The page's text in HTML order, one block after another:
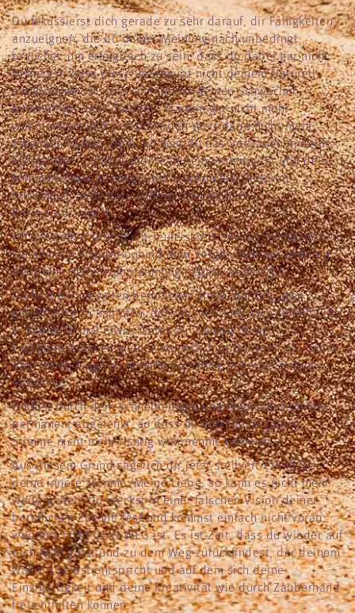
Du fokussierst dich gerade zu sehr darauf, dir Fähigkeiten
anzueignen, die du deiner Meinung nach unbedingt
brauchst, um erfolgreich zu sein, dass du dabei gar nicht
bemerkst, dass diese überhaupt nicht deinem Naturell
entsprechen. Du bist so sehr mit deinen Schwächen
beschäftigt, dass du deine Stärken gar nicht mehr
wahrnehmen und erst recht den Wert darin nicht mehr
erkennen kannst. Dadurch hast du das Vertrauen in deine
Fähigkeiten – insbesondere in deine Kreativität und deine
kommunikativen Fähigkeiten – schon fast verloren.
Womöglich leidest du nahezu dauerhaft an
Kreativblockaden.
Oft entsteht dadurch ein Teufelskreis aus der verzweifelten
Suche nach Inspiration und dem Vergleichen mit anderen,
der deine Selbstwahrnehmung negativ verfälscht.
Du hast mit so vielen beruflichen Herausforderungen
gleichzeitig zu kämpfen, dass du es kaum noch schaffst, dir
selbst auch mal etwas Gutes zu tun und deine
Energieressourcen wieder ordentlich aufzuladen. Du fühlst
dich schon lange nicht mehr so richtig in deiner Balance,
stimmt’s?
Du bist durch dein schnelllebiges und hektisches Umfeld
permanent abgelenkt, so dass du auch deine innere
Stimme nicht mehr richtig wahrnehmen kannst.
Aus diesem Grund sage ich dir jetzt stellvertretend für
deine innere Stimme: Meine Liebe, so kann es nicht mehr
weitergehen! Du steckst in einer falschen Vision deiner
beruflichen Zukunft fest und kommst einfach nicht voran,
weil das nicht DEIN WEG ist. Es ist Zeit, dass du wieder auf
dich Acht gibst und zu dem Weg zurückfindest, der deinem
wahren Selbst entspricht und auf dem sich deine
Einzigartigkeit und deine Kreativität wie durch Zauberhand
frei entfalten können.